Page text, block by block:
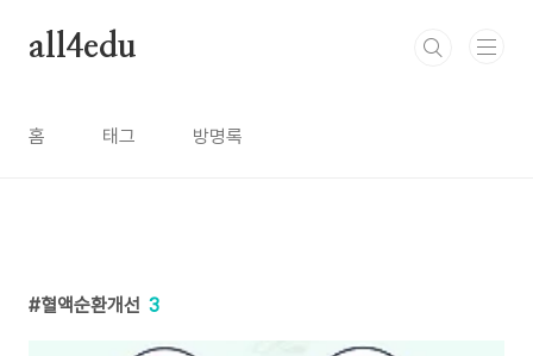
all4edu
홈 태그 방명록
혈액순환개선 3